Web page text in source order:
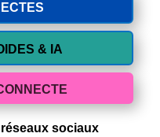
& IA
sociaux